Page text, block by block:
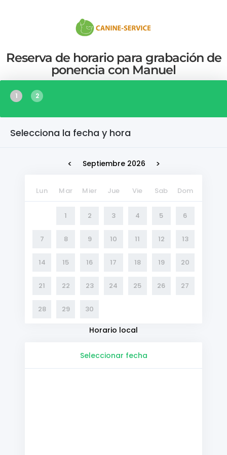
Reserva de horario para grabación de
ponencia con Manuel
1 2
Selecciona la fecha y hora
< Septiembre 2026 >
Lun Mar Mier Jue Vie Sab Dom
1 2 3 4 5 6
7 8 9 10 11 12 13
14 15 16 17 18 19 20
21 22 23 24 25 26 27
28 29 30
Horario local
Seleccionar fecha